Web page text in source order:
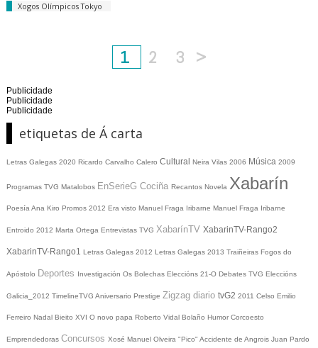
Xogos Olímpicos Tokyo
1 2 3 >
Publicidade
Publicidade
Publicidade
etiquetas de Á carta
Letras Galegas 2020 Ricardo Carvalho Calero Cultural Neira Vilas 2006 Música 2009
Programas TVG Matalobos EnSerieG Cociña Recantos Novela Xabarín
Poesía Ana Kiro Promos 2012 Era visto Manuel Fraga Iribarne Manuel Fraga Iribarne
Entroido 2012 Marta Ortega Entrevistas TVG XabarínTV XabarinTV-Rango2
XabarinTV-Rango1 Letras Galegas 2012 Letras Galegas 2013 Traiñeiras Fogos do
Apóstolo Deportes Investigación Os Bolechas Eleccións 21-O Debates TVG Eleccións
Galicia_2012 TimelineTVG Aniversario Prestige Zigzag diario tvG2 2011 Celso Emilio
Ferreiro Nadal Bieito XVI O novo papa Roberto Vidal Bolaño Humor Corcoesto
Emprendedoras Concursos Xosé Manuel Olveira "Pico" Accidente de Angrois Juan Pardo